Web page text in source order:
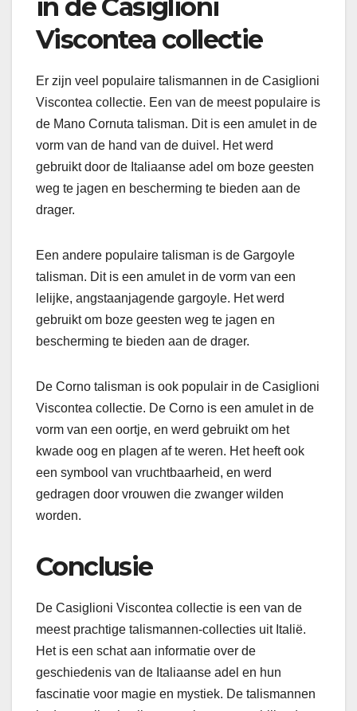
in de Casiglioni
Viscontea collectie
Er zijn veel populaire talismannen in de Casiglioni
Viscontea collectie. Een van de meest populaire is
de Mano Cornuta talisman. Dit is een amulet in de
vorm van de hand van de duivel. Het werd
gebruikt door de Italiaanse adel om boze geesten
weg te jagen en bescherming te bieden aan de
drager.
Een andere populaire talisman is de Gargoyle
talisman. Dit is een amulet in de vorm van een
lelijke, angstaanjagende gargoyle. Het werd
gebruikt om boze geesten weg te jagen en
bescherming te bieden aan de drager.
De Corno talisman is ook populair in de Casiglioni
Viscontea collectie. De Corno is een amulet in de
vorm van een oortje, en werd gebruikt om het
kwade oog en plagen af ​​te weren. Het heeft ook
een symbool van vruchtbaarheid, en werd
gedragen door vrouwen die zwanger wilden
worden.
Conclusie
De Casiglioni Viscontea collectie is een van de
meest prachtige talismannen-collecties uit Italië.
Het is een schat aan informatie over de
geschiedenis van de Italiaanse adel en hun
fascinatie voor magie en mystiek. De talismannen